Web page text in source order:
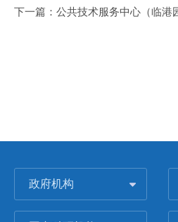
下一篇： 公共技术服务中心（临港
政府机构